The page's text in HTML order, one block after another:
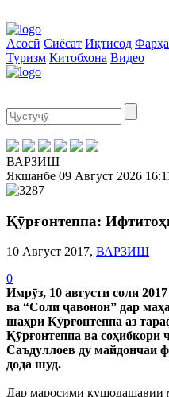
Асосӣ Сиёсат Иқтисод
Туризм Китобхона Видео
ВАРЗИШ
Якшанбе 09 Август 2026
Қӯрғонтеппа:
10 Август 2017, ВАРЗИШ
0
Имрӯз, 10 августи соли
ва “Соли ҷавонон” дар
шаҳри Қӯрғонтеппа аз
Қӯрғонтеппа ва
Саъдуллоев ду майдончаи
дода шуд.
Дар маросими кушодашавии